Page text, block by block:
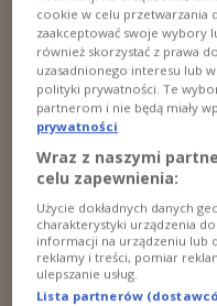
cookie w celu przetwarzania
zaakceptować swoje wybory
również skorzystać z prawa
uzasadnionego interesu lub
polityki prywatności. Te
partnerom i nie będą miały
prywatności
Wraz z naszymi
celu zapewnienia:
Użycie dokładnych danych
charakterystyki urządzenia
informacji na urządzeniu lub
reklamy i treści, pomiar
ulepszanie usług.
Lista partnerów